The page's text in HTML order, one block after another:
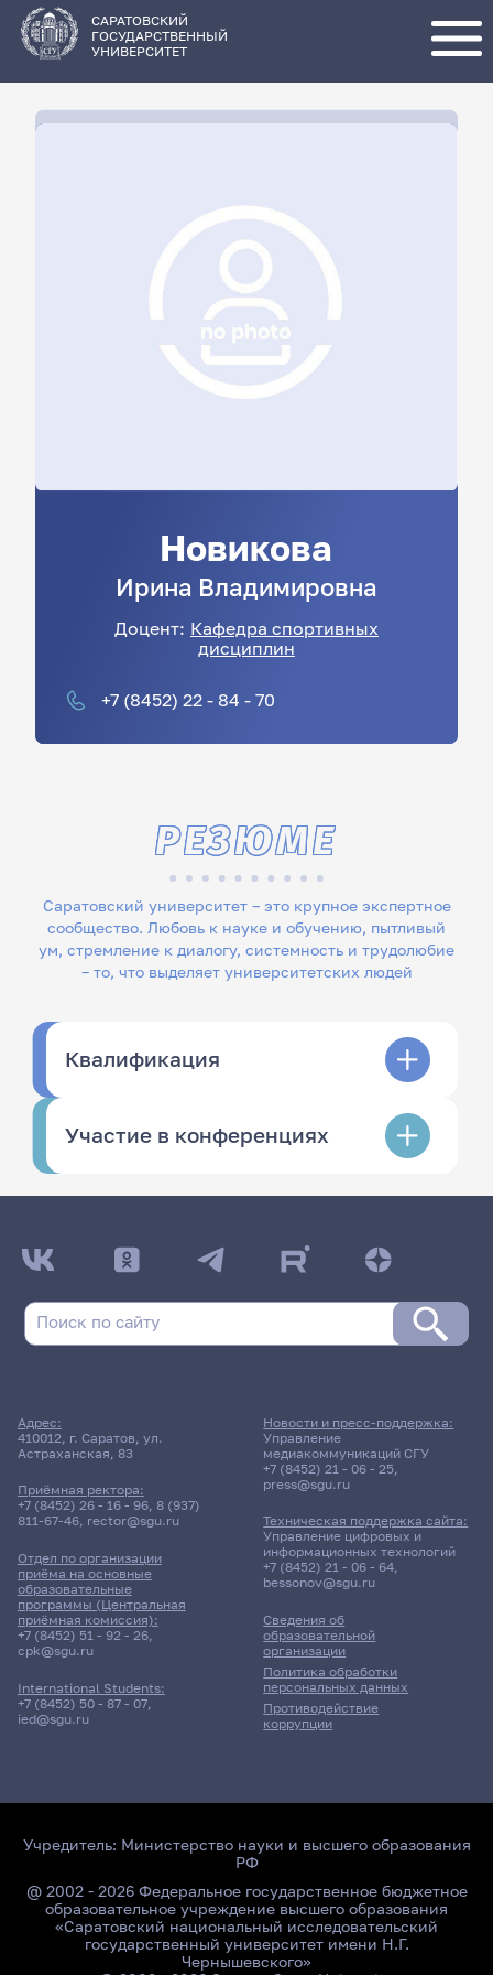
основному
содержанию
САРАТОВСКИЙ
ГОСУДАРСТВЕННЫЙ
УНИВЕРСИТЕТ
Новикова
Ирина Владимировна
Доцент: Кафедра спортивных
дисциплин
+7 (8452) 22 - 84 - 70
Саратовский университет – это крупное экспертное
сообщество. Любовь к науке и обучению, пытливый
ум, стремление к диалогу, системность и трудолюбие
– то, что выделяет университетских людей
РЕЗЮМЕ
Квалификация
Участие в конференциях
Адрес:
410012, г. Саратов, ул.
Астраханская, 83
Приёмная ректора:
+7 (8452) 26 - 16 - 96, 8 (937)
811-67-46, rector@sgu.ru
Отдел по организации
приёма на основные
образовательные
программы (Центральная
приёмная комиссия):
+7 (8452) 51 - 92 - 26,
cpk@sgu.ru
International Students:
+7 (8452) 50 - 87 - 07,
ied@sgu.ru
Сведения об
образовательной
организации
Политика обработки
персональных данных
Противодействие
коррупции
Новости и пресс-поддержка:
Управление
медиакоммуникаций СГУ
+7 (8452) 21 - 06 - 25,
press@sgu.ru
Техническая поддержка сайта:
Управление цифровых и
информационных технологий
+7 (8452) 21 - 06 - 64,
bessonov@sgu.ru
Учредитель: Министерство науки и высшего образования
РФ
@ 2002 - 2026 Федеральное государственное бюджетное
образовательное учреждение высшего образования
«Саратовский национальный исследовательский
государственный университет имени Н.Г.
Чернышевского»